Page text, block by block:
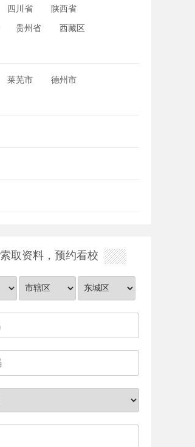
四川省
陕西省
贵州省
西藏区
莱芜市 德州市
索取资料，预约看校